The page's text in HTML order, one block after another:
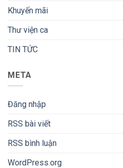
Khuyến mãi
Thư viện ca
TIN TỨC
META
Đăng nhập
RSS bài viết
RSS bình luận
WordPress.org